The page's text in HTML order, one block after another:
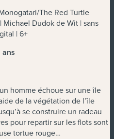
The Red Turtle
Dudok de Wit | sans
| 6+
ans
homme échoue sur une île
de la végétation de l’île
se construire un radeau
pour repartir sur les flots sont
tortue rouge…